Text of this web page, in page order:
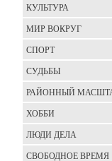
КУЛЬТУРА
МИР ВОКРУГ
СПОРТ
СУДЬБЫ
РАЙОННЫЙ
ХОББИ
ЛЮДИ ДЕЛА
СВОБОДНОЕ ВРЕМЯ